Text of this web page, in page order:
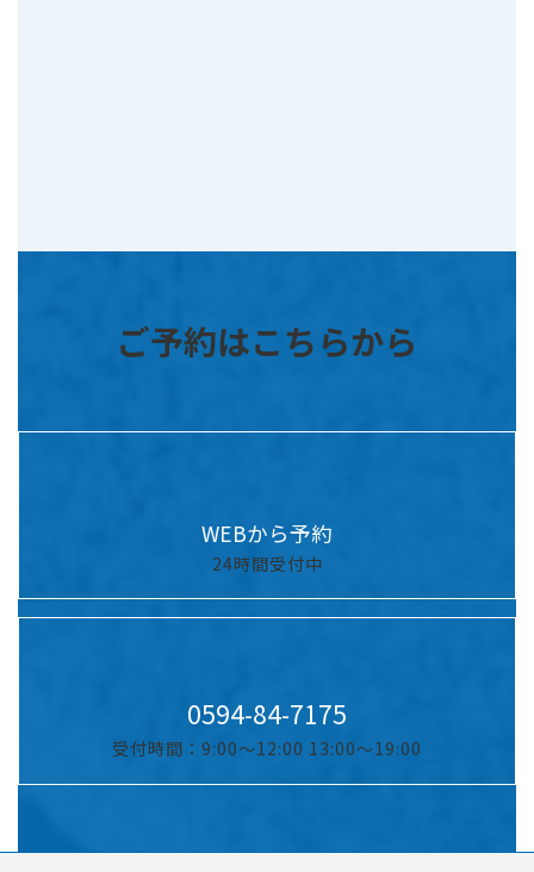
ご予約はこちらから
WEBから予約
24時間受付中
0594-84-7175
受付時間：9:00〜12:00 13:00～19:00